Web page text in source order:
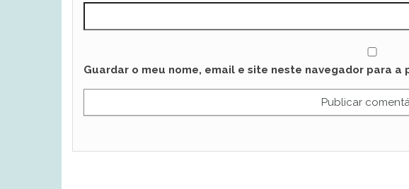
Guardar o meu nome, email e site neste navegador para a